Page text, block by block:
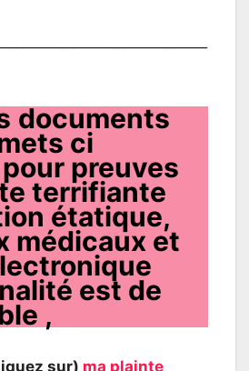
documents
ci
preuves
terrifiante
étatique,
médicaux et
est de
,
sur) ma plainte